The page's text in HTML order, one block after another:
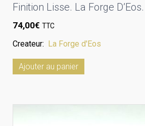
Finition Lisse. La Forge D’Eos.
74,00€ TTC
Createur: La Forge d'Eos
Ajouter au panier